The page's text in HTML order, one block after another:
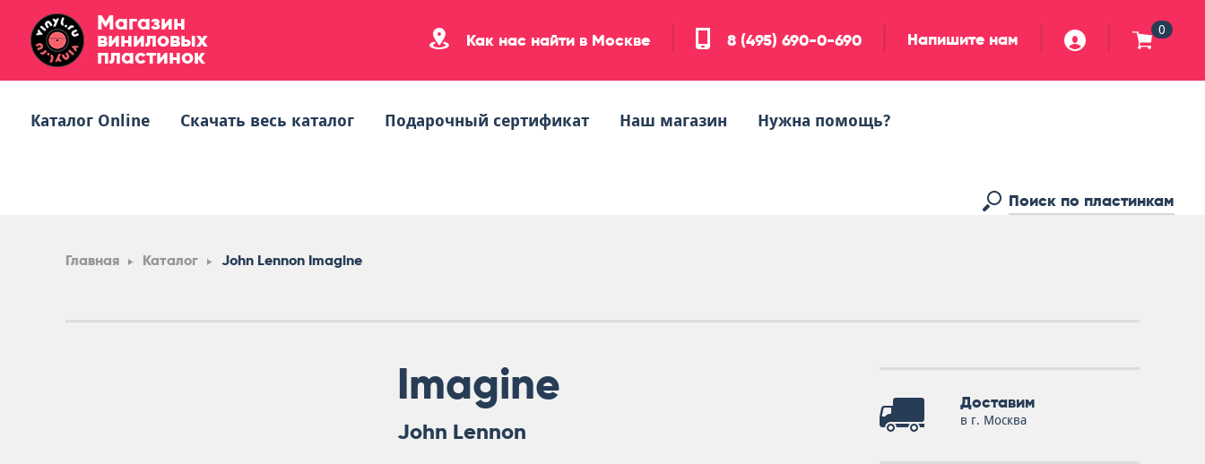
Магазин
виниловых
пластинок
Как нас найти в Москве 8 (495) 690-0-690 Напишите нам 0
Каталог Online Скачать весь каталог Подарочный сертификат Наш магазин Нужна помощь?
Главная Каталог John Lennon Imagine
Imagine
John Lennon
Доставим
в г. Москва